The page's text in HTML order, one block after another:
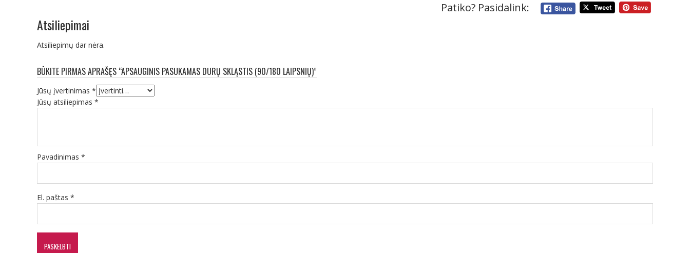
Patiko? Pasidalink:
Atsiliepimai
Atsiliepimų dar nėra.
BŪKITE PIRMAS APRAŠĘS “APSAUGINIS PASUKAMAS DURŲ SKLĄSTIS (90/180 LAIPSNIŲ)”
Jūsų įvertinimas *
Jūsų atsiliepimas *
Pavadinimas *
El. paštas *